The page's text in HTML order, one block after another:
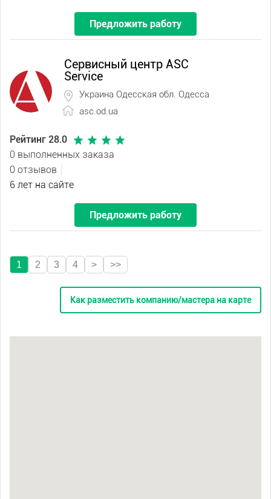
Предложить работу
Сервисный центр ASC
Service
Украина Одесская обл. Одесса
asc.od.ua
Рейтинг 28.0
0 выполненных заказа
0 отзывов
6 лет на сайте
Предложить работу
1 2 3 4 > >>
Как разместить компанию/мастера на карте